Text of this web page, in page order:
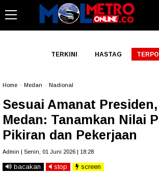
TERKINI HASTAG
Home Medan Nadional
Sesuai Amanat
Medan: Tanamkan Nilai
Pikiran dan Pekerjaan
Admin | Senin, 01 Juni 2026 | 18:28
bacakan stop screen